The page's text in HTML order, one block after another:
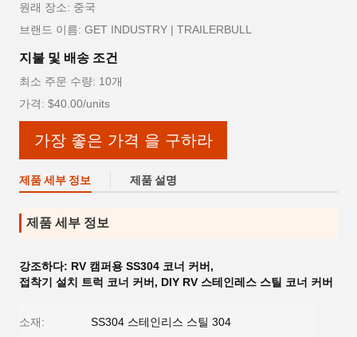
원래 장소: 중국
브랜드 이름: GET INDUSTRY | TRAILERBULL
지불 및 배송 조건
최소 주문 수량: 10개
가격: $40.00/units
가장 좋은 가격 을 구하라
제품 세부 정보 제품 설명
제품 세부 정보
강조하다: RV 캠퍼용 SS304 코너 커버 ,
접착기 설치 트럭 코너 커버 , DIY RV 스테인레스 스틸 코너 커버
소재: SS304 스테인리스 스틸 304